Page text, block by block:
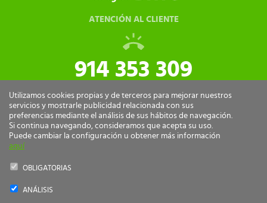
ATENCIÓN AL CLIENTE
914 353 309
tiendaonline@ecologicaldrive.com
Utilizamos cookies propias y de terceros para mejorar nuestros
servicios y mostrarle publicidad relacionada con sus
preferencias mediante el análisis de sus hábitos de navegación.
Si continua navegando, consideramos que acepta su uso.
Puede cambiar la configuración u obtener más información
aquí
OBLIGATORIAS
ANÁLISIS